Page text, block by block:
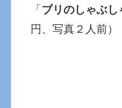
「 ブリのしゃぶし
円、写真２人前）